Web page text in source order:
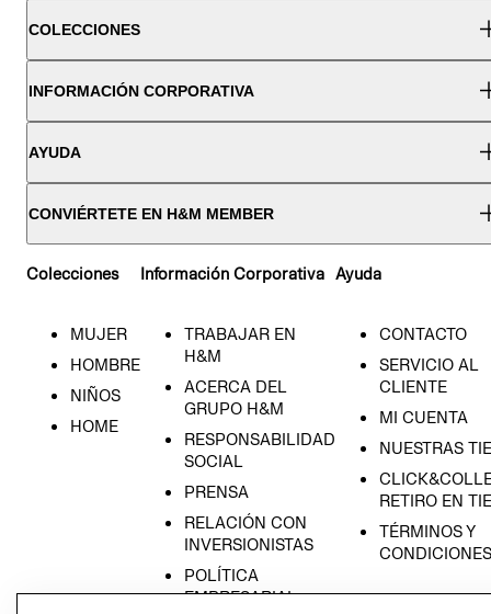
COLECCIONES
INFORMACIÓN CORPORATIVA
AYUDA
CONVIÉRTETE EN H&M MEMBER
Colecciones
MUJER
HOMBRE
NIÑOS
HOME
Información Corporativa
TRABAJAR EN
H&M
ACERCA DEL
GRUPO H&M
RESPONSABILIDAD
SOCIAL
PRENSA
RELACIÓN CON
INVERSIONISTAS
POLÍTICA
EMPRESARIAL
Ayuda
CONTACTO
SERVICIO AL
CLIENTE
MI CUENTA
NUESTRAS
RETIRO EN
TÉRMINOS Y
CONDICIONES